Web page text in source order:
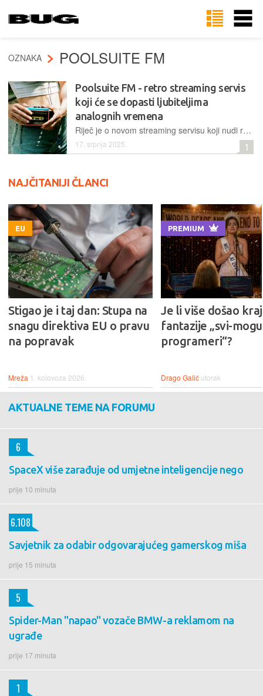
OZNAKA POOLSUITE FM
Poolsuite FM - retro streaming servis
koji će se dopasti ljubiteljima
analognih vremena
Riječ je o novom streaming servisu koji nudi retro sučelje i pomno odabranu glazbu kako bi stvorio opuštajuću ljetnu atmosferu, a koji će se posebno dopasti svima onima koji se s nostalgijom sjećaju pomalo zaboravljenih analognih vremena…
17. srpnja 2025. 1
NAJČITANIJI ČLANCI
EU
Stigao je i taj dan: Stupa na
snagu direktiva EU o pravu
na popravak
Mreža 1. kolovoza 2026.
PREMIUM
Je li više došao kraj
fantazije „svi-
programeri“?
Drago Galić utorak
AKTUALNE TEME NA FORUMU
SpaceX više zarađuje od umjetne inteligencije nego
prije 10 minuta
6
Savjetnik za odabir odgovarajućeg gamerskog miša
prije 15 minuta
6.108
Spider-Man "napao" vozače BMW-a reklamom na
ugrađe
prije 17 minuta
5
1